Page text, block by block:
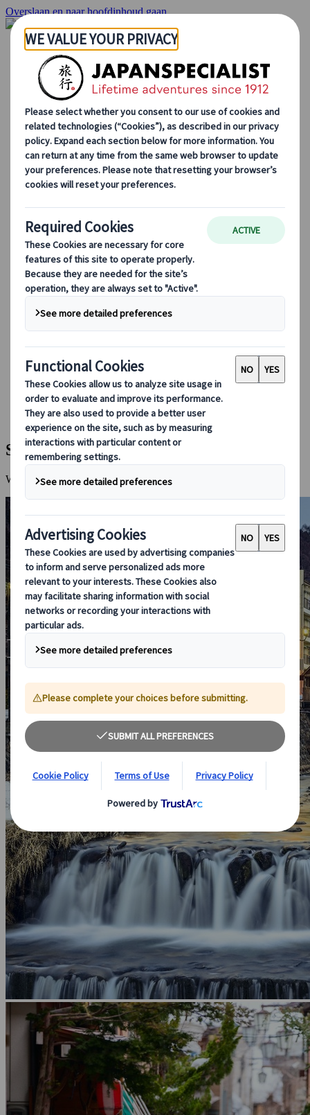
Overslaan en naar hoofdinhoud gaan
Startpagina
Reizen
Individuele Reizen
Groepsreizen
Reizen per huurauto
Excursies
Groepsreizen op maat
Japan Rail Pass
Hoe we te werk gaan
Over Ons
Ons team
Sluit je aan bij ons team
Seizoensgebonden Reistips
Bestemmingshoogtepunten
Culturele Inzichten
Culinaire Avonturen
Ontdek Japan met de trein
Veelgestelde vragen
Essentiële info
Etiquette in Japan
Autorijden in Japan
Boeken bij ons
Japan Rail Pass
Accommodatie
Online Reisadvies
Japanspecialist
Bestemmingen
Alle bestemmingen
Shibu Onsen
Shibu Onsen
Warmwaterbronnen, comfortabele accommodaties en wilde apen.